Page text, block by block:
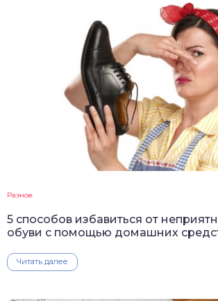
Разное
5 способов избавиться от
обуви с помощью домашних
Читать далее